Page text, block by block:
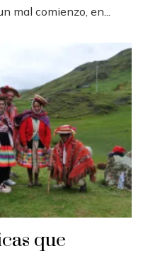
mal comienzo, en...
que